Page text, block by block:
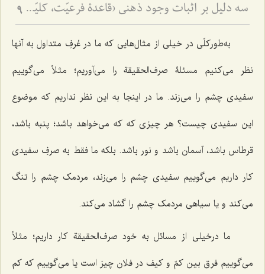
سه دلیل بر اثبات وجود ذهنی (قاعدۀ فرعیّت، کلیّت و صرف‌الحقیقة) - ردّ نظریّۀ اضافۀ متکلّمین با توسّل به ادلّۀ سه‌گانه 9
به‌طورکلّی در خیلی از مثال‌هایی که ما در عُرفِ متداول به آنها
نظر می‌کنیم مسئلۀ صرف‌الحقیقة را می‌آوریم؛ مثلاً می‌گوییم
سفیدی چشم را می‌زند. ما در اینجا به این نظر نداریم که موضوع
این سفیدی چیست؟ هر چیزی که که می‌خواهد باشد؛ پنبه باشد،
قرطاس باشد، آسمان باشد و نور باشد. بلکه ما فقط به صرفِ سفیدی
کار داریم می‌گوییم سفیدی چشم را می‌زند، مردمک چشم را تنگ
می‌کند و یا سیاهی مردمک چشم را گشاد می‌کند.
ما درخیلی از مسائل به خود صرف‌الحقیقة کار داریم؛ مثلاً
می‌گوییم فرق بین کمّ و کیف در فلان چیز است یا می‌گوییم که کم